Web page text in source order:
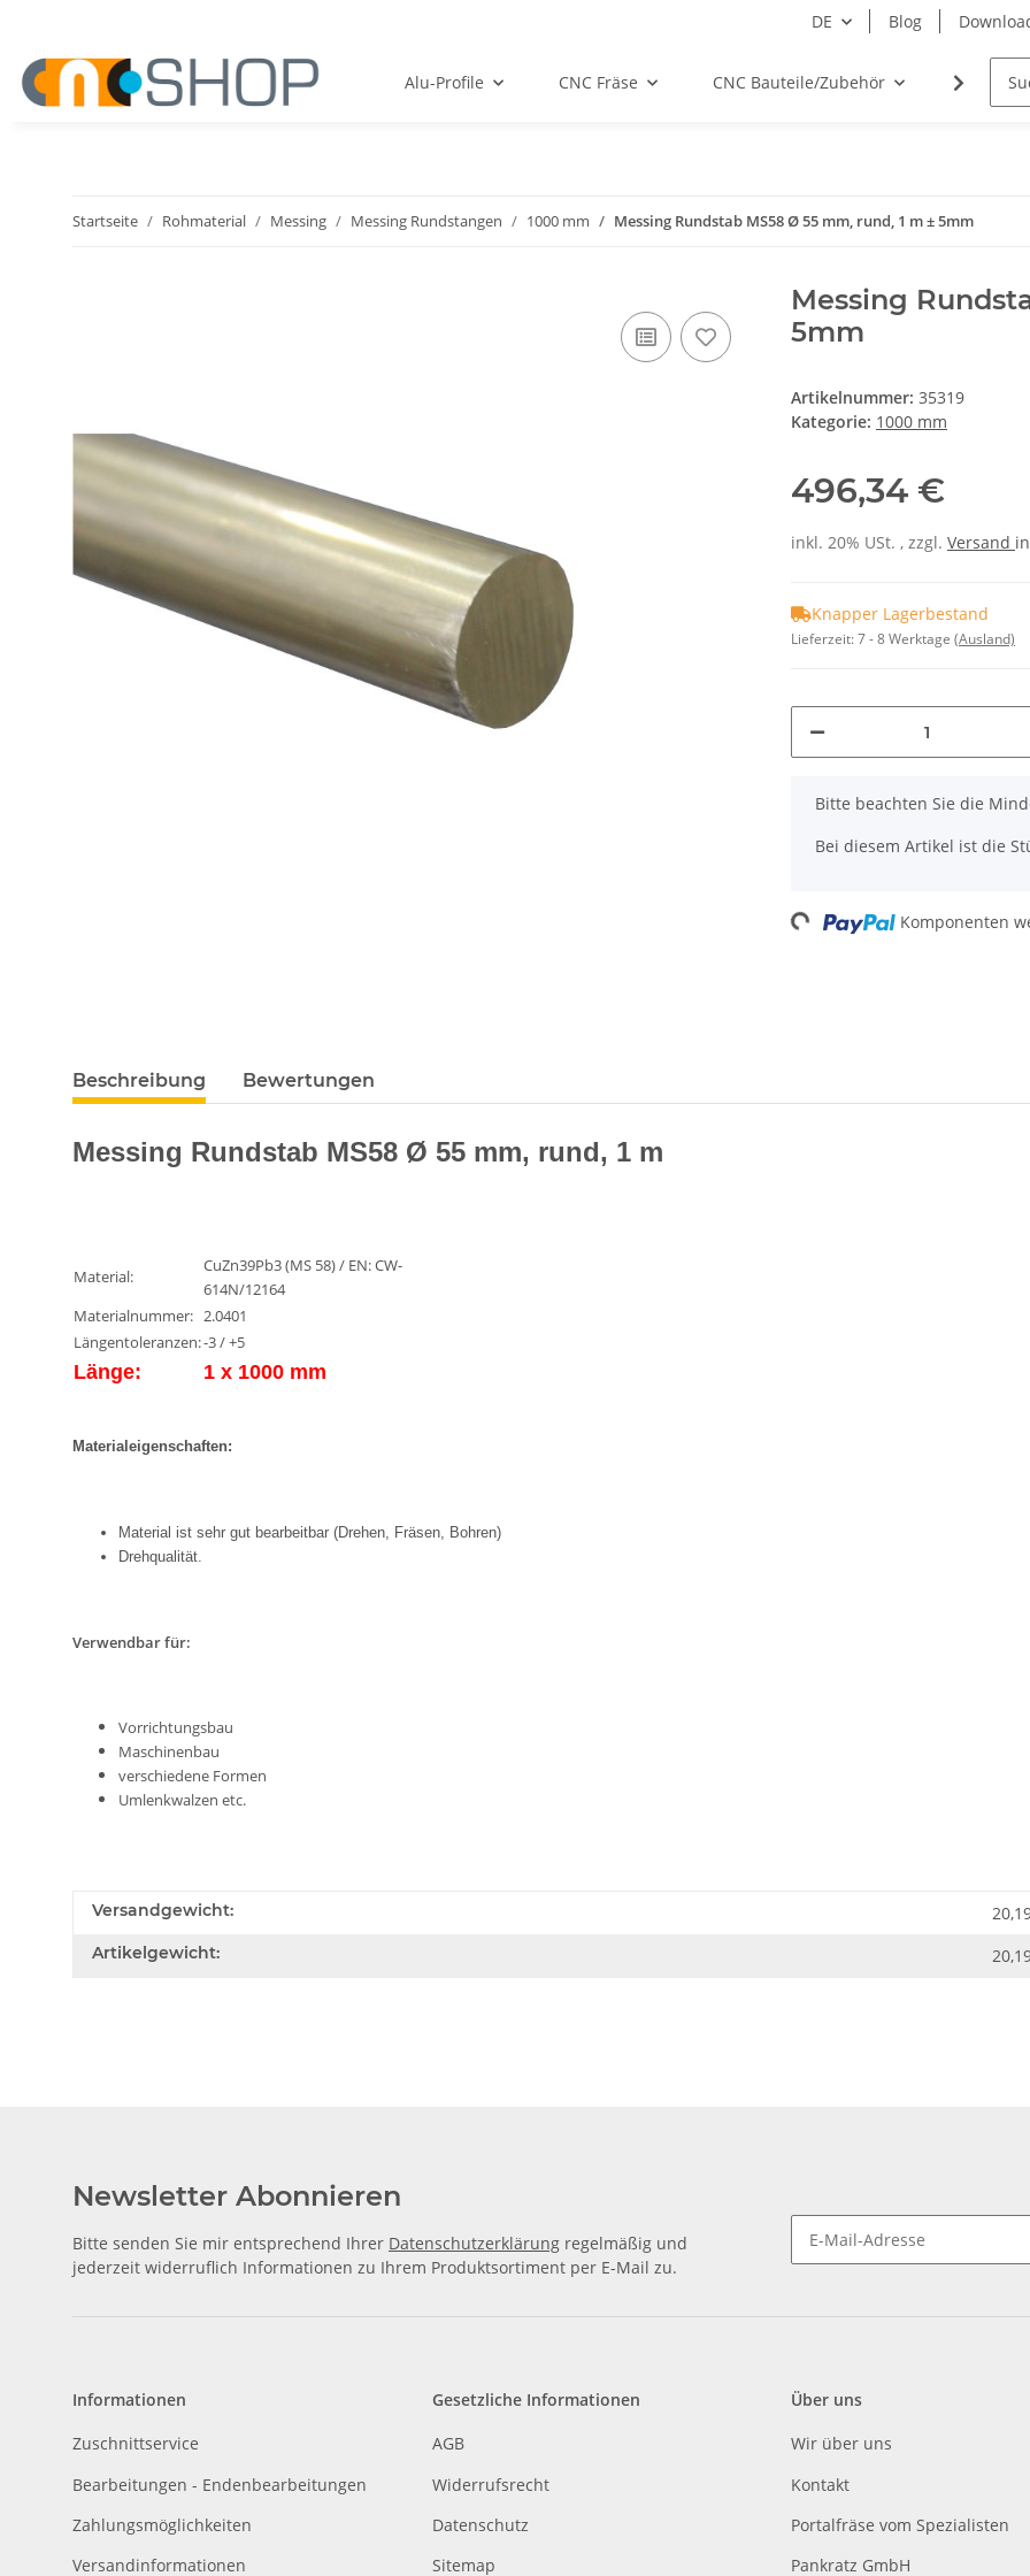
DE Blog
Alu-Profile CNC Fräse CNC Bauteile/Zubehör Elektro
Startseite Rohmaterial Messing Messing Rundstangen 1000 mm Messing Rundstab MS58 Ø 55 mm, rund, 1 m ± 5mm
Messing
5mm
Artikelnummer: 35319
Kategorie: 1000 mm
496,34 €
inkl. 20% USt. , zzgl. Versand
Knapper Lagerbestand
Lieferzeit:7 - 8 Werktage (Ausland)
x
Bitte beachten Sie die
Bei diesem Artikel ist die
Loading... Komponenten
Beschreibung Bewertungen
Messing Rundstab MS58 Ø 55 mm, rund, 1 m
Material:
CuZn39Pb3 (MS 58) / EN: CW-
614N/12164
Materialnummer: 2.0401
Längentoleranzen:-3 / +5
Länge: 1 x 1000 mm
Materialeigenschaften:
Material ist sehr gut bearbeitbar (Drehen, Fräsen, Bohren)
Drehqualität.
Verwendbar für:
Vorrichtungsbau
Maschinenbau
verschiedene Formen
Umlenkwalzen etc.
Versandgewicht:
Artikelgewicht:
Newsletter Abonnieren
Bitte senden Sie mir entsprechend Ihrer Datenschutzerklärung regelmäßig und
jederzeit widerruflich Informationen zu Ihrem Produktsortiment per E-Mail zu.
Informationen
Zuschnittservice
Bearbeitungen - Endenbearbeitungen
Zahlungsmöglichkeiten
Versandinformationen
Gesetzliche Informationen
AGB
Widerrufsrecht
Datenschutz
Sitemap
Über uns
Wir über uns
Kontakt
Portalfräse vom Spezialisten
Pankratz GmbH